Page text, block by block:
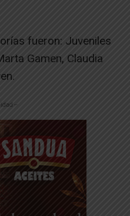
fueron: Juveniles
Gamen, Claudia
--